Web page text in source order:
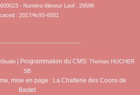
- Numéro éleveur Loof : 29596
: 2017/4c93-6551
| Programmation du CMS: Thomas HUCHER
SB
mise en page : La Chatterie des Coons de
Bastet